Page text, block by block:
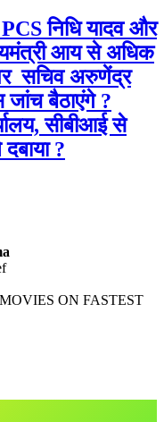
निधि यादव और
आय से अधिक
सचिव अरुणेंद्र
जांच बैठाएंगे ?
सीबीआई से
?
ON FASTEST